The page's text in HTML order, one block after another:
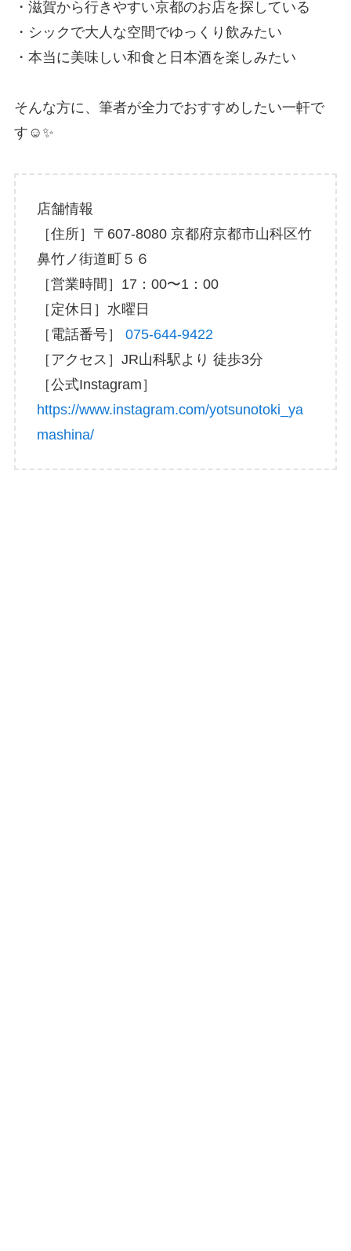
・滋賀から行きやすい京都のお店を探している
・シックで大人な空間でゆっくり飲みたい
・本当に美味しい和食と日本酒を楽しみたい
そんな方に、筆者が全力でおすすめしたい一軒で
す☺️✨
店舗情報
［住所］〒607-8080 京都府京都市山科区竹
鼻竹ノ街道町５６
［営業時間］17：00〜1：00
［定休日］水曜日
［電話番号］
075-644-9422
［アクセス］JR山科駅より 徒歩3分
［公式Instagram］
https://www.instagram.com/yotsunotoki_ya
mashina/